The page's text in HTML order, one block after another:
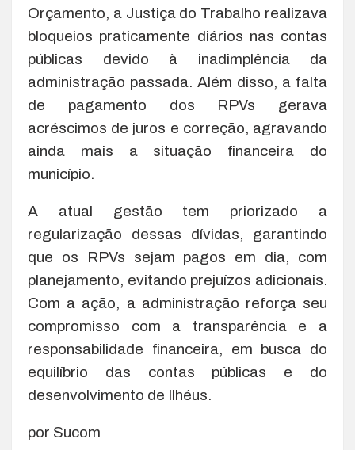
Orçamento, a Justiça do Trabalho realizava
bloqueios praticamente diários nas contas
públicas devido à inadimplência da
administração passada. Além disso, a falta
de pagamento dos RPVs gerava
acréscimos de juros e correção, agravando
ainda mais a situação financeira do
município.
A atual gestão tem priorizado a
regularização dessas dívidas, garantindo
que os RPVs sejam pagos em dia, com
planejamento, evitando prejuízos adicionais.
Com a ação, a administração reforça seu
compromisso com a transparência e a
responsabilidade financeira, em busca do
equilíbrio das contas públicas e do
desenvolvimento de Ilhéus.
por Sucom